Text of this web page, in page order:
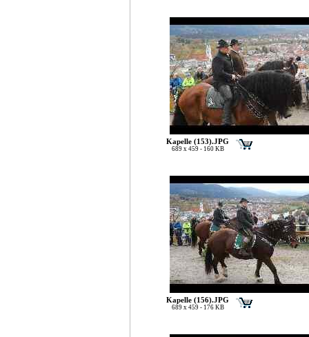
Kapelle (153).JPG
689 x 459 - 160 KB
Kapelle (156).JPG
689 x 459 - 176 KB